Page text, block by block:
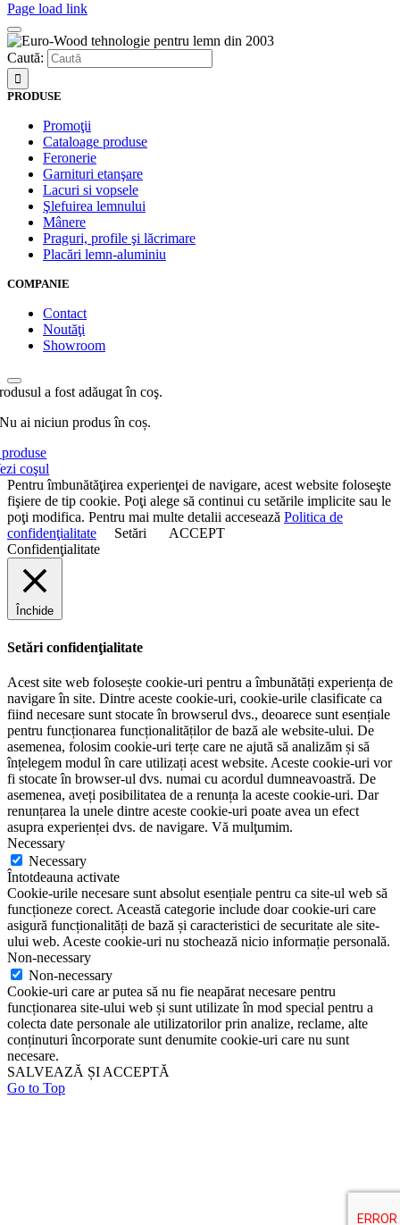
Page load link
Caută:
PRODUSE
Promoţii
Cataloage produse
Feronerie
Garnituri etanşare
Lacuri si vopsele
Şlefuirea lemnului
Mânere
Praguri, profile şi lăcrimare
Placări lemn-aluminiu
COMPANIE
Contact
Noutăţi
Showroom
a fost adăugat în coş.
Nu ai niciun produs în coș.
coşul
Pentru îmbunătăţirea experienţei de navigare, acest website foloseşte
fişiere de tip cookie. Poţi alege să continui cu setările implicite sau le
poţi modifica. Pentru mai multe detalii accesează Politica de
confidenţialitate
Setări
ACCEPT
Confidenţialitate
Închide
Setări confidenţialitate
Acest site web folosește cookie-uri pentru a îmbunătăți experiența de
navigare în site. Dintre aceste cookie-uri, cookie-urile clasificate ca
fiind necesare sunt stocate în browserul dvs., deoarece sunt esențiale
pentru funcționarea funcționalităților de bază ale website-ului. De
asemenea, folosim cookie-uri terțe care ne ajută să analizăm și să
înțelegem modul în care utilizați acest website. Aceste cookie-uri vor
fi stocate în browser-ul dvs. numai cu acordul dumneavoastră. De
asemenea, aveți posibilitatea de a renunța la aceste cookie-uri. Dar
renunțarea la unele dintre aceste cookie-uri poate avea un efect
asupra experienței dvs. de navigare. Vă mulţumim.
Necessary
Necessary
Întotdeauna activate
Cookie-urile necesare sunt absolut esențiale pentru ca site-ul web să
funcționeze corect. Această categorie include doar cookie-uri care
asigură funcționalități de bază și caracteristici de securitate ale site-
ului web. Aceste cookie-uri nu stochează nicio informație personală.
Non-necessary
Non-necessary
Cookie-uri care ar putea să nu fie neapărat necesare pentru
funcționarea site-ului web și sunt utilizate în mod special pentru a
colecta date personale ale utilizatorilor prin analize, reclame, alte
conținuturi încorporate sunt denumite cookie-uri care nu sunt
necesare.
SALVEAZĂ ȘI ACCEPTĂ
Go to Top